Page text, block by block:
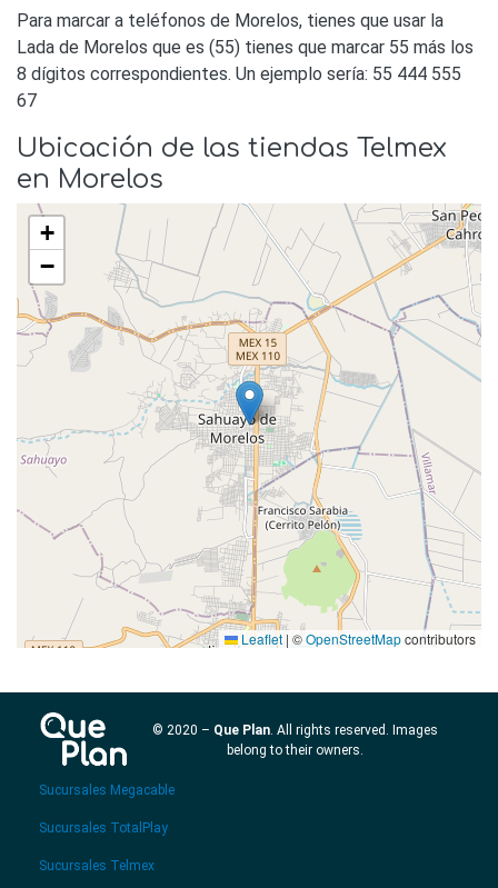
Para marcar a teléfonos de Morelos, tienes que usar la
Lada de Morelos que es (55) tienes que marcar 55 más los
8 dígitos correspondientes. Un ejemplo sería: 55 444 555
67
Ubicación de las tiendas Telmex
en Morelos
+
−
Leaflet | ©OpenStreetMapcontributors
© 2020 – Que Plan. All rights reserved. Images
belong to their owners.
Sucursales Megacable
Sucursales TotalPlay
Sucursales Telmex